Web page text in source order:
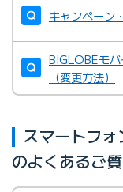
キャンペーン
BIGLOBEモ
（変更方法）
スマートフ
のよくあるご